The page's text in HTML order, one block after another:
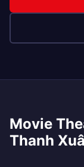
Movie
Thanh